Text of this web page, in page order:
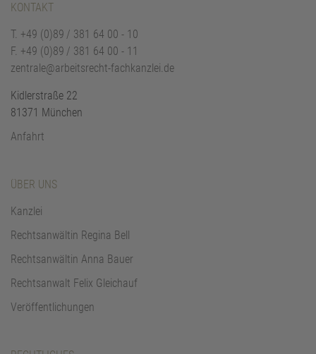
KONTAKT
T. +49 (0)89 / 381 64 00 - 10
F. +49 (0)89 / 381 64 00 - 11
zentrale@arbeitsrecht-fachkanzlei.de
Kidlerstraße 22
81371 München
Anfahrt
ÜBER UNS
Kanzlei
Rechtsanwältin Regina Bell
Rechtsanwältin Anna Bauer
Rechtsanwalt Felix Gleichauf
Veröffentlichungen